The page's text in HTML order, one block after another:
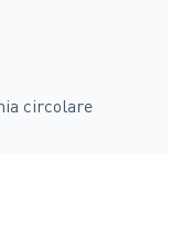
circolare